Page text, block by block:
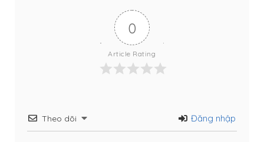
0
Article Rating
Theo dõi Đăng nhập